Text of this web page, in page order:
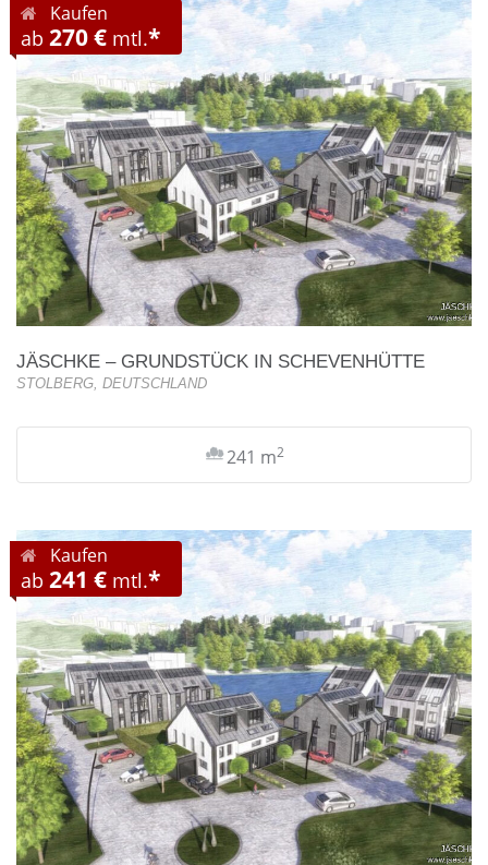
Kaufen
ab 270 € mtl.*
JÄSCHKE – GRUNDSTÜCK IN SCHEVENHÜTTE
STOLBERG, DEUTSCHLAND
241 m2
Kaufen
ab 241 € mtl.*